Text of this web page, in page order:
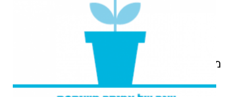
מוצרים קשורים